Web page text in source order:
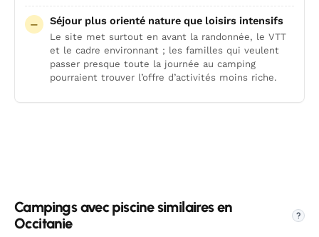
Séjour plus orienté nature que loisirs intensifs
Le site met surtout en avant la randonnée, le VTT
et le cadre environnant ; les familles qui veulent
passer presque toute la journée au camping
pourraient trouver l’offre d’activités moins riche.
Campings avec piscine similaires en
Occitanie
?